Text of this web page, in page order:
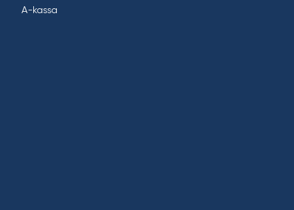
A-kassa